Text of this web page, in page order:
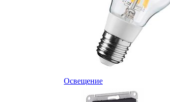
Освещение